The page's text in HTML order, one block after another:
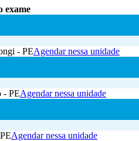
exame
- PEAgendar nessa unidade
- PEAgendar nessa unidade
Agendar nessa unidade